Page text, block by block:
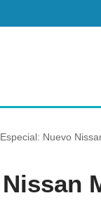
Especial: Nuevo
Nissan